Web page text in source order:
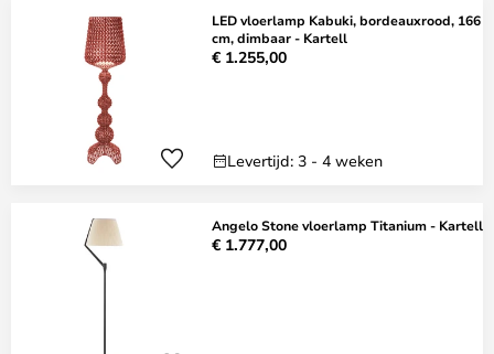
LED vloerlamp Kabuki, bordeauxrood, 166
cm, dimbaar - Kartell
€ 1.255,00
Levertijd: 3 - 4 weken
Angelo Stone vloerlamp Titanium - Kartell
€ 1.777,00